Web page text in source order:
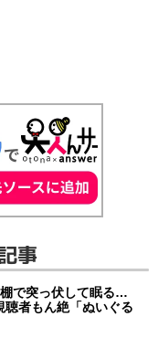
事
で突っ伏して眠る…
聴者もん絶「ぬいぐる